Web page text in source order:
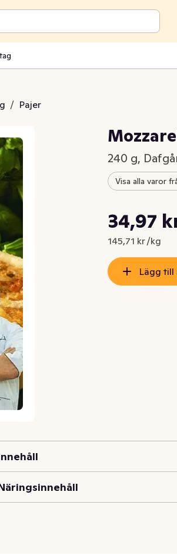
/ Pajer
240 g,
Visa alla varor
Nuvarande pris
34,97
145,71 kr /kg
Styckpris:
Lägg till